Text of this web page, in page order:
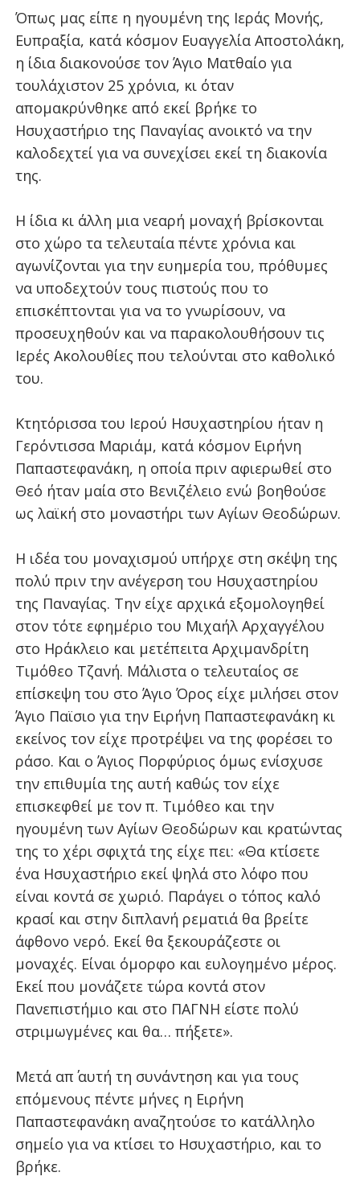
Όπως μας είπε η ηγουμένη της Ιεράς Μονής,
Ευπραξία, κατά κόσμον Ευαγγελία Αποστολάκη,
η ίδια διακονούσε τον Άγιο Ματθαίο για
τουλάχιστον 25 χρόνια, κι όταν
απομακρύνθηκε από εκεί βρήκε το
Ησυχαστήριο της Παναγίας ανοικτό να την
καλοδεχτεί για να συνεχίσει εκεί τη διακονία
της.
Η ίδια κι άλλη μια νεαρή μοναχή βρίσκονται
στο χώρο τα τελευταία πέντε χρόνια και
αγωνίζονται για την ευημερία του, πρόθυμες
να υποδεχτούν τους πιστούς που το
επισκέπτονται για να το γνωρίσουν, να
προσευχηθούν και να παρακολουθήσουν τις
Ιερές Ακολουθίες που τελούνται στο καθολικό
του.
Κτητόρισσα του Ιερού Ησυχαστηρίου ήταν η
Γερόντισσα Μαριάμ, κατά κόσμον Ειρήνη
Παπαστεφανάκη, η οποία πριν αφιερωθεί στο
Θεό ήταν μαία στο Βενιζέλειο ενώ βοηθούσε
ως λαϊκή στο μοναστήρι των Αγίων Θεοδώρων.
Η ιδέα του μοναχισμού υπήρχε στη σκέψη της
πολύ πριν την ανέγερση του Ησυχαστηρίου
της Παναγίας. Την είχε αρχικά εξομολογηθεί
στον τότε εφημέριο του Μιχαήλ Αρχαγγέλου
στο Ηράκλειο και μετέπειτα Αρχιμανδρίτη
Τιμόθεο Τζανή. Μάλιστα ο τελευταίος σε
επίσκεψη του στο Άγιο Όρος είχε μιλήσει στον
Άγιο Παϊσιο για την Ειρήνη Παπαστεφανάκη κι
εκείνος τον είχε προτρέψει να της φορέσει το
ράσο. Και ο Άγιος Πορφύριος όμως ενίσχυσε
την επιθυμία της αυτή καθώς τον είχε
επισκεφθεί με τον π. Τιμόθεο και την
ηγουμένη των Αγίων Θεοδώρων και κρατώντας
της το χέρι σφιχτά της είχε πει: «Θα κτίσετε
ένα Ησυχαστήριο εκεί ψηλά στο λόφο που
είναι κοντά σε χωριό. Παράγει ο τόπος καλό
κρασί και στην διπλανή ρεματιά θα βρείτε
άφθονο νερό. Εκεί θα ξεκουράζεστε οι
μοναχές. Είναι όμορφο και ευλογημένο μέρος.
Εκεί που μονάζετε τώρα κοντά στον
Πανεπιστήμιο και στο ΠΑΓΝΗ είστε πολύ
στριμωγμένες και θα… πήξετε».
Μετά απ΄ αυτή τη συνάντηση και για τους
επόμενους πέντε μήνες η Ειρήνη
Παπαστεφανάκη αναζητούσε το κατάλληλο
σημείο για να κτίσει το Ησυχαστήριο, και το
βρήκε.